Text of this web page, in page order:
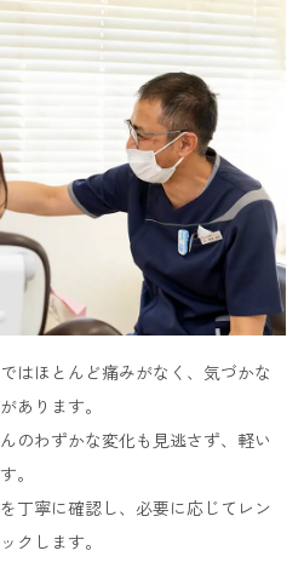
はほとんど痛みがなく、気づかな
あります。
のわずかな変化も見逃さず、軽い
。
丁寧に確認し、必要に応じてレン
クします。